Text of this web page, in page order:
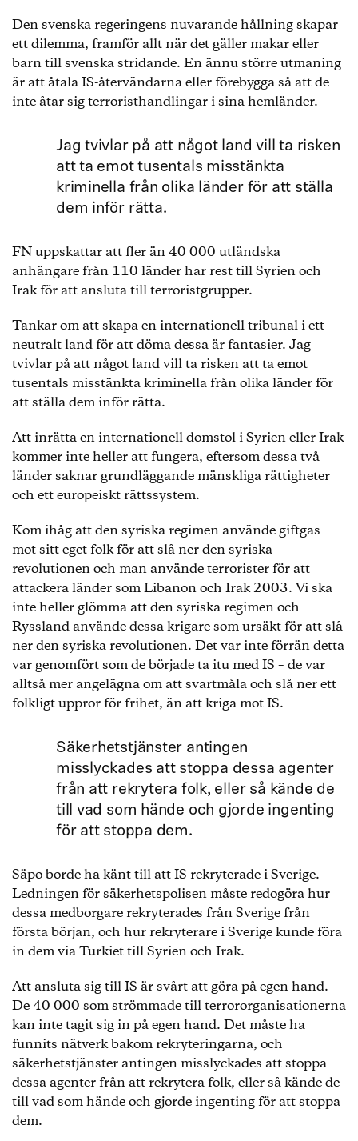
Den svenska regeringens nuvarande hållning skapar
ett dilemma, framför allt när det gäller makar eller
barn till svenska stridande. En ännu större utmaning
är att åtala IS-återvändarna eller förebygga så att de
inte åtar sig terroristhandlingar i sina hemländer.
Jag tvivlar på att något land vill ta risken
att ta emot tusentals misstänkta
kriminella från olika länder för att ställa
dem inför rätta.
FN uppskattar att fler än 40 000 utländska
anhängare från 110 länder har rest till Syrien och
Irak för att ansluta till terroristgrupper.
Tankar om att skapa en internationell tribunal i ett
neutralt land för att döma dessa är fantasier. Jag
tvivlar på att något land vill ta risken att ta emot
tusentals misstänkta kriminella från olika länder för
att ställa dem inför rätta.
Att inrätta en internationell domstol i Syrien eller Irak
kommer inte heller att fungera, eftersom dessa två
länder saknar grundläggande mänskliga rättigheter
och ett europeiskt rättssystem.
Kom ihåg att den syriska regimen använde giftgas
mot sitt eget folk för att slå ner den syriska
revolutionen och man använde terrorister för att
attackera länder som Libanon och Irak 2003. Vi ska
inte heller glömma att den syriska regimen och
Ryssland använde dessa krigare som ursäkt för att slå
ner den syriska revolutionen. Det var inte förrän detta
var genomfört som de började ta itu med IS – de var
alltså mer angelägna om att svartmåla och slå ner ett
folkligt uppror för frihet, än att kriga mot IS.
Säkerhetstjänster antingen
misslyckades att stoppa dessa agenter
från att rekrytera folk, eller så kände de
till vad som hände och gjorde ingenting
för att stoppa dem.
Säpo borde ha känt till att IS rekryterade i Sverige.
Ledningen för säkerhetspolisen måste redogöra hur
dessa medborgare rekryterades från Sverige från
första början, och hur rekryterare i Sverige kunde föra
in dem via Turkiet till Syrien och Irak.
Att ansluta sig till IS är svårt att göra på egen hand.
De 40 000 som strömmade till terrororganisationerna
kan inte tagit sig in på egen hand. Det måste ha
funnits nätverk bakom rekryteringarna, och
säkerhetstjänster antingen misslyckades att stoppa
dessa agenter från att rekrytera folk, eller så kände de
till vad som hände och gjorde ingenting för att stoppa
dem.